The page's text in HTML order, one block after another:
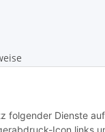
folgender Dienste